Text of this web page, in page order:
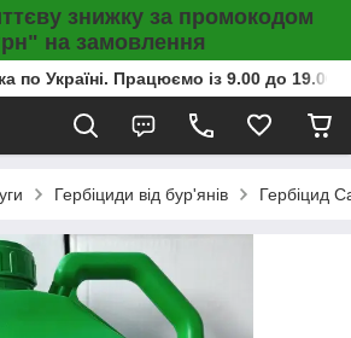
знижку за промокодом
на замовлення
по Україні. Працюємо із 9.00 до
Гербіциди від бур'янів Гербіцид